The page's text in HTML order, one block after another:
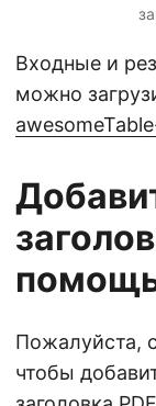
Входные и
можно
Пожалуйста,
чтобы